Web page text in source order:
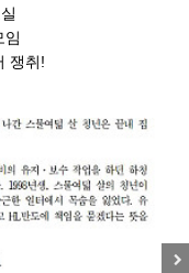
임
쟁취!